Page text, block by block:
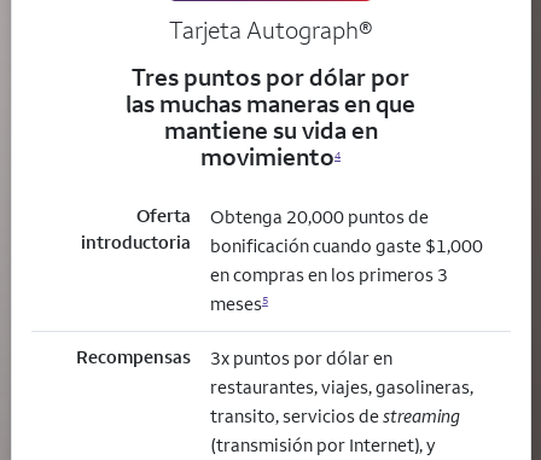
Tarjeta Autograph®
Tres puntos por dólar por
las muchas maneras en que
mantiene su vida en
movimiento4
Oferta
introductoria
Obtenga 20,000 puntos de
bonificación cuando gaste $1,000
en compras en los primeros 3
meses5
Recompensas
3x puntos por dólar en
restaurantes, viajes, gasolineras,
transito, servicios destreaming
(transmisión por Internet), y